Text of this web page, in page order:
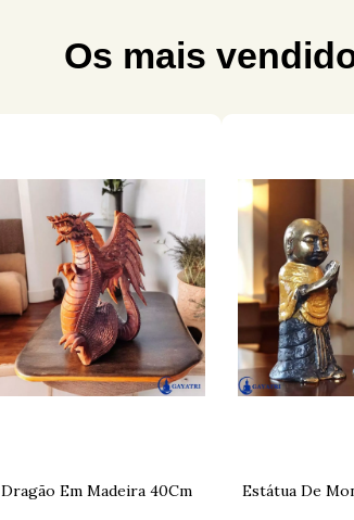
Os mais
Dragão Em Madeira 40Cm Estátua De